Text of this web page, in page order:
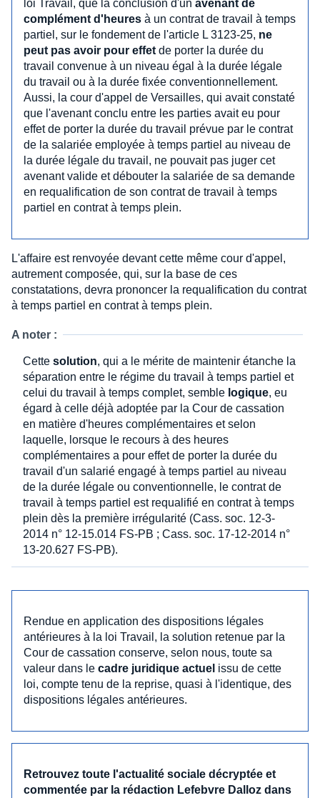
loi Travail, que la conclusion d'un avenant de
complément d'heures à un contrat de travail à temps
partiel, sur le fondement de l'article L 3123-25, ne
peut pas avoir pour effet de porter la durée du
travail convenue à un niveau égal à la durée légale
du travail ou à la durée fixée conventionnellement.
Aussi, la cour d'appel de Versailles, qui avait constaté
que l'avenant conclu entre les parties avait eu pour
effet de porter la durée du travail prévue par le contrat
de la salariée employée à temps partiel au niveau de
la durée légale du travail, ne pouvait pas juger cet
avenant valide et débouter la salariée de sa demande
en requalification de son contrat de travail à temps
partiel en contrat à temps plein.
L'affaire est renvoyée devant cette même cour d'appel,
autrement composée, qui, sur la base de ces
constatations, devra prononcer la requalification du contrat
à temps partiel en contrat à temps plein.
A noter :
Cette solution, qui a le mérite de maintenir étanche la
séparation entre le régime du travail à temps partiel et
celui du travail à temps complet, semble logique, eu
égard à celle déjà adoptée par la Cour de cassation
en matière d'heures complémentaires et selon
laquelle, lorsque le recours à des heures
complémentaires a pour effet de porter la durée du
travail d'un salarié engagé à temps partiel au niveau
de la durée légale ou conventionnelle, le contrat de
travail à temps partiel est requalifié en contrat à temps
plein dès la première irrégularité (Cass. soc. 12-3-
2014 n° 12-15.014 FS-PB ; Cass. soc. 17-12-2014 n°
13-20.627 FS-PB).
Rendue en application des dispositions légales
antérieures à la loi Travail, la solution retenue par la
Cour de cassation conserve, selon nous, toute sa
valeur dans le cadre juridique actuel issu de cette
loi, compte tenu de la reprise, quasi à l'identique, des
dispositions légales antérieures.
Retrouvez toute l'actualité sociale décryptée et
commentée par la rédaction Lefebvre Dalloz dans